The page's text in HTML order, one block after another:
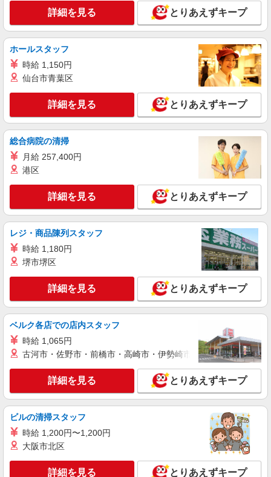
株式会社kotrio /●YK-S-2097348
若葉台駅│チーム医療の一員。未経験でも力に
なれる看護助手
【正社員】月給240,000〜400,000円 ・基本
給：200,000円〜220,000円 ・資格手当：10,000〜
30,000円 ・役職手当：10,000〜70,000円 ・処遇改
善手当：20,000〜60,000円（勤続年数、保有資格
により変動） ・固定残業手当：20,000円（10時
間） ※固定残業時間を超過する場合には超過勤務
手当として別途支給 ・夜勤手当：10,000円/1回
（上記給与とは別に支給） 下記資格をお持ちの方
歓迎 ・認知症介護基礎研修 ・初任者研修 ・実務
キープ 詳細を見る
株式会社kotrio /●TC-H-2010664
高収入を目指したい方必見！未経験でも日収
時給1600円〜2250円 ＜日払い有/週払い有/交
通費全支給(ガソリン代含む)＞
稲城市 ＊最寄り駅：若葉台
キープ 詳細を見る
職業紹介
看護師さんのサポート担当＊未経験OK！きれ
いな病院で介助など＊
【正社員】月給240,000〜400,000円 ・基本
給：200,000円〜220,000円 ・資格手当：10,000〜
30,000円 ・役職手当：10,000〜70,000円 ・処遇改
善手当：20,000〜60,000円（勤続年数、保有資格
により変動） ・固定残業手当：20,000円（10時
間） ※固定残業時間を超過する場合には超過勤務
手当として別途支給 ・夜勤手当：10,000円/1回
（上記給与とは別に支給） 下記資格をお持ちの方
歓迎 ・認知症介護基礎研修 ・初任者研修 ・実務
キープ 詳細を見る
派遣社員
株式会社kotrio /●TC-H-2010557
≪稲城駅≫未経験・無資格から看護助手へ挑
戦！シフト相談OK♪
時給1600円〜2250円 ＜日払い有/週払い有/交
稲城市 ＊最寄り駅：稲城
詳細を見る とりあえずキープ
ホールスタッフ
時給 1,150円
仙台市青葉区
詳細を見る とりあえずキープ
総合病院の清掃
月給 257,400円
港区
詳細を見る とりあえずキープ
レジ・商品陳列スタッフ
時給 1,180円
堺市堺区
詳細を見る とりあえずキープ
ベルク各店での店内スタッフ
時給 1,065円
古河市・佐野市・前橋市・高崎市・伊勢崎市・太田市・館林市
詳細を見る とりあえずキープ
ビルの清掃スタッフ
時給 1,200円〜1,200円
大阪市北区
詳細を見る とりあえずキープ